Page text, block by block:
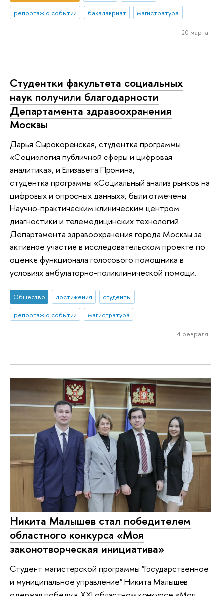
репортаж о событии
бакалавриат магистратура
20 марта
Студентки факультета социальных
наук получили благодарности
Департамента здравоохранения
Москвы
Дарья Сырокоренская, студентка программы
«Социология публичной сферы и цифровая
аналитика», и Елизавета Пронина,
студентка программы «Социальный анализ рынков на
цифровых и опросных данных», были отмечены
Научно-практическим клиническим центром
диагностики и телемедицинских технологий
Департамента здравоохранения города Москвы за
активное участие в исследовательском проекте по
оценке функционала голосового помощника в
условиях амбулаторно-поликлинической помощи.
Общество достижения
студенты
репортаж о событии
магистратура
4 февраля
Никита Малышев стал победителем
областного конкурса «Моя
законотворческая инициатива»
Студент магистерской программы "Государственное
и муниципальное управление" Никита Малышев